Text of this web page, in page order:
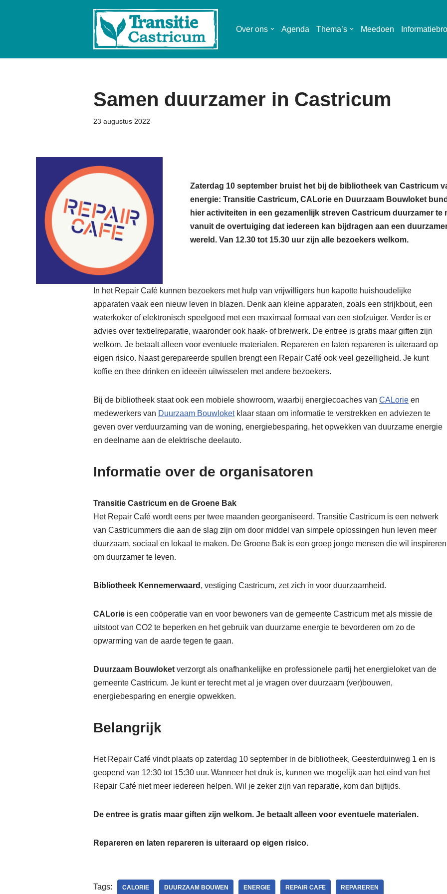
Over ons Agenda Thema’s Meedoen
Samen duurzamer in Castricum
23 augustus 2022
Zaterdag 10 september bruist het bij de bibliotheek van Castricum
energie: Transitie Castricum, CALorie en Duurzaam Bouwloket
hier activiteiten in een gezamenlijk streven Castricum duurzamer te
vanuit de overtuiging dat iedereen kan bijdragen aan een
wereld. Van 12.30 tot 15.30 uur zijn alle bezoekers welkom.
In het Repair Café kunnen bezoekers met hulp van vrijwilligers hun kapotte huishoudelijke
apparaten vaak een nieuw leven in blazen. Denk aan kleine apparaten, zoals een strijkbout, een
waterkoker of elektronisch speelgoed met een maximaal formaat van een stofzuiger. Verder is er
advies over textielreparatie, waaronder ook haak- of breiwerk. De entree is gratis maar giften zijn
welkom. Je betaalt alleen voor eventuele materialen. Repareren en laten repareren is uiteraard op
eigen risico. Naast gerepareerde spullen brengt een Repair Café ook veel gezelligheid. Je kunt
koffie en thee drinken en ideeën uitwisselen met andere bezoekers.
Bij de bibliotheek staat ook een mobiele showroom, waarbij energiecoaches van CALorie en
medewerkers van Duurzaam Bouwloketklaar staan om informatie te verstrekken en adviezen te
geven over verduurzaming van de woning, energiebesparing, het opwekken van duurzame energie
en deelname aan de elektrische deelauto.
Informatie over de organisatoren
Transitie Castricum en de Groene Bak
Het Repair Café wordt eens per twee maanden georganiseerd. Transitie Castricum is een netwerk
van Castricummers die aan de slag zijn om door middel van simpele oplossingen hun leven meer
duurzaam, sociaal en lokaal te maken. De Groene Bak is een groep jonge mensen die wil inspireren
om duurzamer te leven.
Bibliotheek Kennemerwaard , vestiging Castricum, zet zich in voor duurzaamheid.
CALorie is een coöperatie van en voor bewoners van de gemeente Castricum met als missie de
uitstoot van CO2 te beperken en het gebruik van duurzame energie te bevorderen om zo de
opwarming van de aarde tegen te gaan.
Duurzaam Bouwloket verzorgt als onafhankelijke en professionele partij het energieloket van de
gemeente Castricum. Je kunt er terecht met al je vragen over duurzaam (ver)bouwen,
energiebesparing en energie opwekken.
Belangrijk
Het Repair Café vindt plaats op zaterdag 10 september in de bibliotheek, Geesterduinweg 1 en is
geopend van 12:30 tot 15:30 uur. Wanneer het druk is, kunnen we mogelijk aan het eind van het
Repair Café niet meer iedereen helpen. Wil je zeker zijn van reparatie, kom dan bijtijds.
De entree is gratis maar giften zijn welkom. Je betaalt alleen voor eventuele materialen.
Repareren en laten repareren is uiteraard op eigen risico.
Tags: CALORIE DUURZAAM BOUWEN ENERGIE REPAIR CAFE REPAREREN